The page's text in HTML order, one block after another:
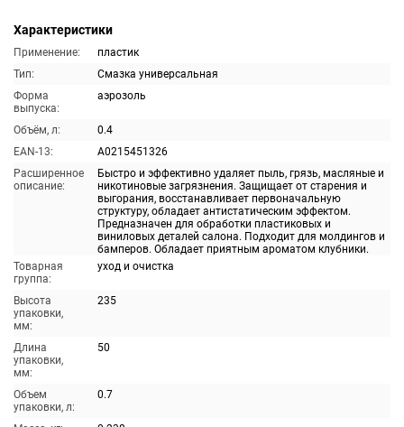
Характеристики
Применение:
пластик
Тип:
Смазка универсальная
Форма
выпуска:
аэрозоль
Объём, л:
0.4
EAN-13:
A0215451326
Расширенное
описание:
Быстро и эффективно удаляет пыль, грязь, масляные и
никотиновые загрязнения. Защищает от старения и
выгорания, восстанавливает первоначальную
структуру, обладает антистатическим эффектом.
Предназначен для обработки пластиковых и
виниловых деталей салона. Подходит для молдингов и
бамперов. Обладает приятным ароматом клубники.
Товарная
группа:
уход и очистка
Высота
упаковки,
мм:
235
Длина
упаковки,
мм:
50
Объем
упаковки, л:
0.7